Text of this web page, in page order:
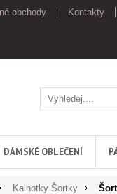
obchody
Kontakty
DÁMSKÉ OBLEČENÍ
Kalhotky Šortky